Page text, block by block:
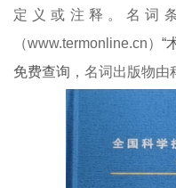
定义或注释。名词
（www.termonline.cn）“
免费查询 ，名词出版物由